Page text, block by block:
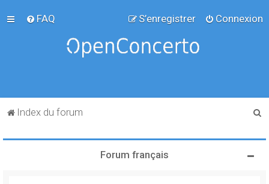
FAQ Connexion
S’enregistrer
Index du forum
Forum français